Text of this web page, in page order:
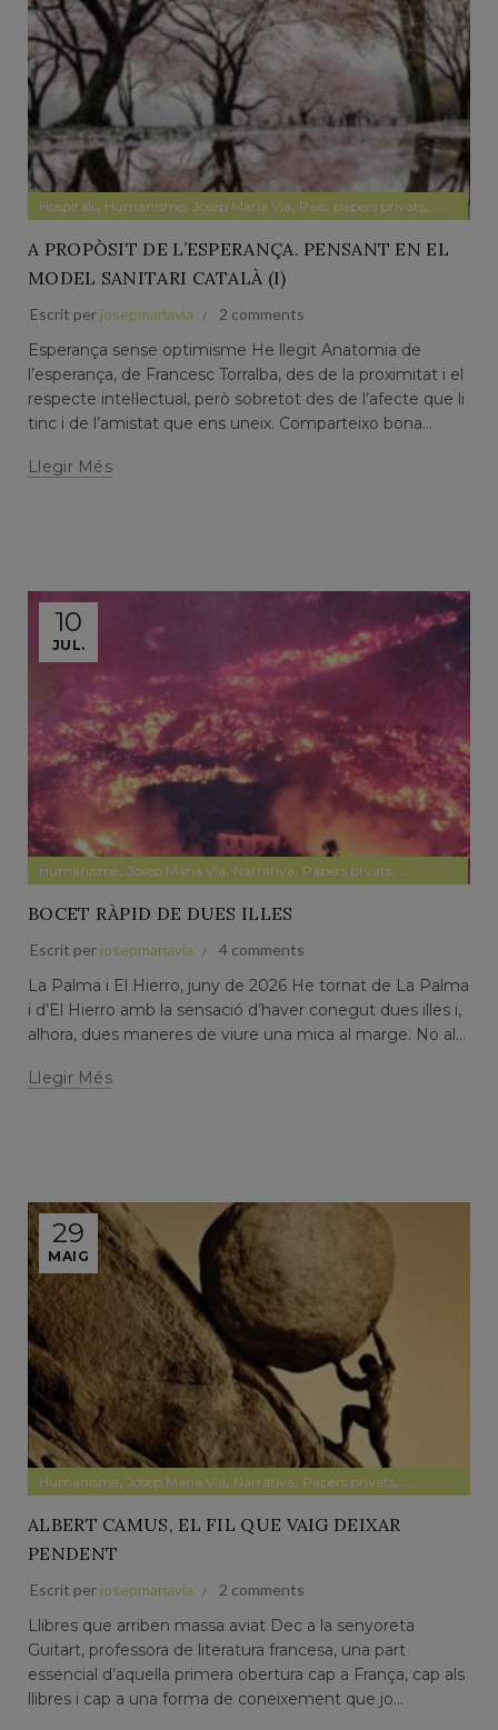
Hospitals, Humanisme, Josep Maria Via, País, papers privats, Papers
A PROPÒSIT DE L’ESPERANÇA. PENSANT EN EL
MODEL SANITARI CATALÀ (I)
Escrit per josepmariavia 2 comments
Esperança sense optimisme He llegit Anatomia de
l’esperança, de Francesc Torralba, des de la proximitat i el
respecte intel·lectual, però sobretot des de l’afecte que li
tinc i de l’amistat que ens uneix. Comparteixo bona...
Llegir Més
10
JUL.
Humanisme, Josep Maria Via, Narrativa, Papers prvats, Pensament
BOCET RÀPID DE DUES ILLES
Escrit per josepmariavia 4 comments
La Palma i El Hierro, juny de 2026 He tornat de La Palma
i d’El Hierro amb la sensació d’haver conegut dues illes i,
alhora, dues maneres de viure una mica al marge. No al...
Llegir Més
29
MAIG
Humanisme, Josep Maria Via, Narrativa, Papers privats, Pensament
ALBERT CAMUS, EL FIL QUE VAIG DEIXAR
PENDENT
Escrit per josepmariavia 2 comments
Llibres que arriben massa aviat Dec a la senyoreta
Guitart, professora de literatura francesa, una part
essencial d’aquella primera obertura cap a França, cap als
llibres i cap a una forma de coneixement que jo...